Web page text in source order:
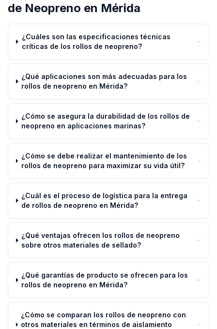
de Neopreno en Mérida
¿Cuáles son las especificaciones técnicas
críticas de los rollos de neopreno?
¿Qué aplicaciones son más adecuadas para los
rollos de neopreno en Mérida?
¿Cómo se asegura la durabilidad de los rollos de
neopreno en aplicaciones marinas?
¿Cómo se debe realizar el mantenimiento de los
rollos de neopreno para maximizar su vida útil?
¿Cuál es el proceso de logística para la entrega
de rollos de neopreno en Mérida?
¿Qué ventajas ofrecen los rollos de neopreno
sobre otros materiales de sellado?
¿Qué garantías de producto se ofrecen para los
rollos de neopreno en Mérida?
¿Cómo se comparan los rollos de neopreno con
otros materiales en términos de aislamiento